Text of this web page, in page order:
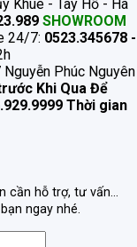
Khuê - Tây Hồ - Hà
SHOWROOM
24/7: 0523.345678 -
Nguyễn Phúc Nguyên
Khi Qua Để
Thời gian
cần hỗ trợ, tư vấn...
ngay nhé.